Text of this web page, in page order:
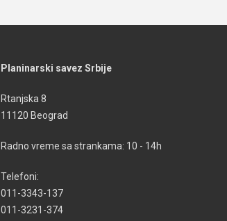
Planinarski savez Srbije
Rtanjska 8
11120 Beograd
Radno vreme sa strankama: 10 - 14h
Telefoni:
011-3343-137
011-3231-374